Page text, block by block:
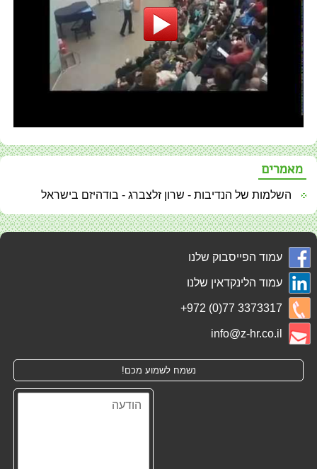
מאמרים
השלמות של הנדיבות - שרון זלצברג - בודהיזם בישראל
עמוד הפייסבוק שלנו
עמוד הלינקדאין שלנו
+972 (0)77 3373317
info@z-hr.co.il
נשמח לשמוע מכם!